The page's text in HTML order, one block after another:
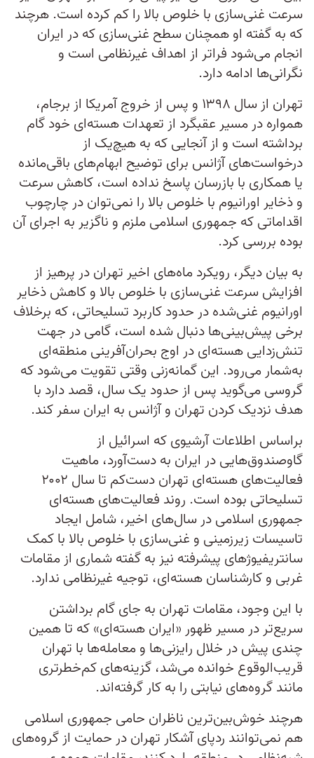
سرعت غنی‌سازی با خلوص بالا را کم کرده است. هرچند
که به گفته او همچنان سطح غنی‌سازی که در ایران
انجام می‌شود فراتر از اهداف غیرنظامی است و
نگرانی‌ها ادامه دارد.
تهران از سال ۱۳۹۸ و پس از خروج آمریکا از برجام،
همواره در مسیر عقبگرد از تعهدات هسته‌ای خود گام
برداشته است و از آنجایی که به هیچ‌یک از
درخواست‌های آژانس برای توضیح ابهام‌های باقی‌مانده
یا همکاری با بازرسان پاسخ نداده است، کاهش سرعت
و ذخایر اورانیوم با خلوص بالا را نمی‌توان در چارچوب
اقداماتی که جمهوری اسلامی ملزم و ناگزیر به اجرای آن
بوده بررسی کرد.
به بیان دیگر، رویکرد ماه‌های اخیر تهران در پرهیز از
افزایش سرعت غنی‌سازی با خلوص بالا و کاهش ذخایر
اورانیوم غنی‌شده در حدود کاربرد تسلیحاتی، که برخلاف
برخی پیش‌بینی‌ها دنبال شده است، گامی در جهت
تنش‌زدایی هسته‌ای در اوج بحران‌آفرینی منطقه‌ای
به‌شمار می‌رود. این گمانه‌زنی وقتی تقویت می‌شود که
گروسی می‌گوید پس از حدود یک سال، قصد دارد با
هدف نزدیک کردن تهران و آژانس به ایران سفر کند.
براساس اطلاعات آرشیوی که اسرائیل از
گاوصندوق‌هایی در ایران به دست‌آورد، ماهیت
فعالیت‌های هسته‌ای تهران دست‌کم تا سال ۲۰۰۲
تسلیحاتی بوده است. روند فعالیت‌های هسته‌ای
جمهوری اسلامی در سا‌ل‌های اخیر، شامل ایجاد
تاسیسات زیرزمینی و غنی‌سازی با خلوص بالا با کمک
سانتریفیوژهای پیشرفته نیز به گفته شماری از مقامات
غربی و کارشناسان هسته‌ای، توجیه غیرنظامی ندارد.
با این وجود، مقامات تهران به جای گام برداشتن
سریع‌تر در مسیر ظهور «ایران هسته‌ای» که تا همین
چندی‌ پیش در خلال رایزنی‌ها و معامله‌ها با تهران
قریب‌الوقوع خوانده می‌شد، گزینه‌های کم‌خطرتری
مانند گروه‌های نیابتی را به کار گرفته‌اند.
هرچند خوش‌بین‌ترین ناظران حامی جمهوری اسلامی
هم نمی‌توانند ردپای آشکار تهران در حمایت از گروه‌های